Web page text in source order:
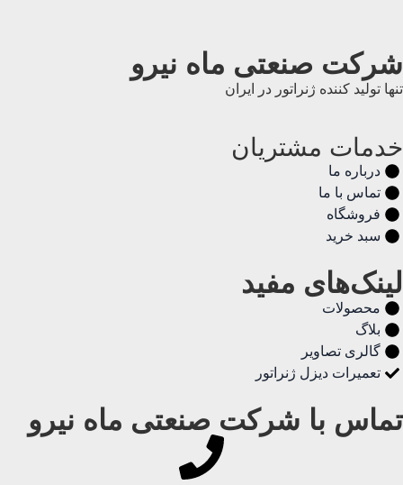
شرکت صنعتی ماه نیرو
تنها تولید کننده ژنراتور در ایران
خدمات مشتریان
درباره ما
تماس با ما
فروشگاه
سبد خرید
لینک‌های مفید
محصولات
بلاگ
گالری تصاویر
تعمیرات دیزل ژنراتور
تماس با شرکت صنعتی ماه نیرو